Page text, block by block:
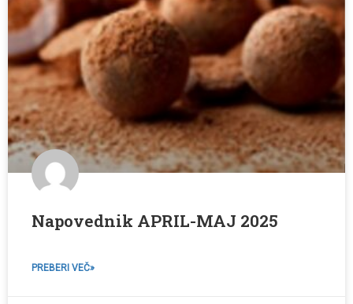
Napovednik APRIL-MAJ 2025
PREBERI VEČ»